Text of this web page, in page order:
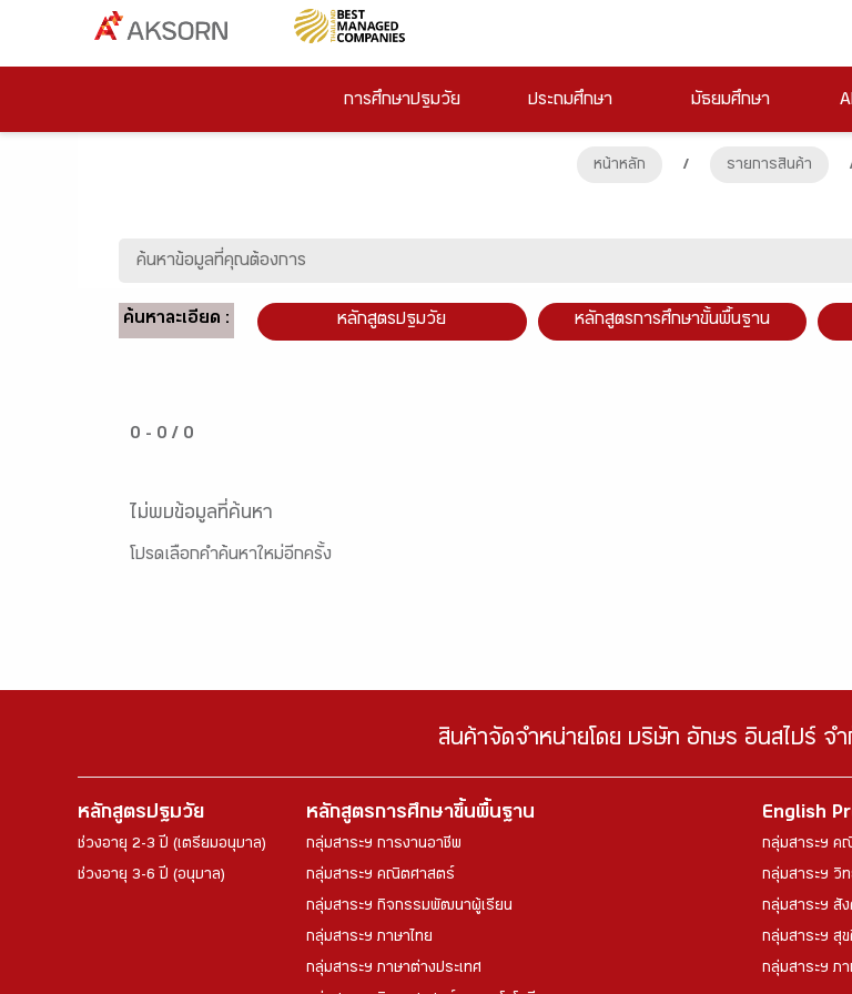
การศึกษาปฐมวัย ประถมศึกษา มัธยมศึกษา
หน้าหลัก / รายการสินค้า
ค้นหาละเอียด : หลักสูตรปฐมวัย หลักสูตรการศึกษาขั้นพื้นฐาน
0 - 0 / 0
ไม่พบข้อมูลที่ค้นหา
โปรดเลือกคำค้นหาใหม่อีกครั้ง
สินค้าจัดจำหน่ายโดย บริษัท อักษร อินสไปร์ จ
หลักสูตรปฐมวัย
ช่วงอายุ 2-3 ปี (เตรียมอนุบาล)
ช่วงอายุ 3-6 ปี (อนุบาล)
หลักสูตรการศึกษาขึ้นพื้นฐาน
กลุ่มสาระฯ การงานอาชีพ
กลุ่มสาระฯ คณิตศาสตร์
กลุ่มสาระฯ กิจกรรมพัฒนาผู้เรียน
กลุ่มสาระฯ ภาษาไทย
กลุ่มสาระฯ ภาษาต่างประเทศ
English
กลุ่มสาระฯ ค
กลุ่มสาระฯ วิท
กลุ่มสาระฯ สั
กลุ่มสาระฯ สุ
กลุ่มสาระฯ ภา